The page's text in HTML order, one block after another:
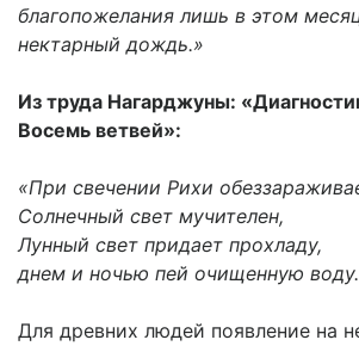
благопожелания лишь в этом
нектарный дождь.»
Из труда Нагарджуны:
Восемь ветвей»:
«При свечении Рихи
Солнечный свет мучителен,
Лунный свет придает прохладу,
днем и ночью пей очищенную
Для древних людей появление на